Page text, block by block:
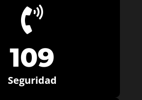

109
Seguridad